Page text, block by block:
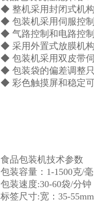
◆ 整机采用封闭式机
◆ 包装机采用伺服控
◆ 气路控制和电路控
◆ 采用外置式放膜机
◆ 包装机采用双皮带
◆ 包装袋的偏差调整
◆ 彩色触摸屏和稳定
食品包装机技术参数
包装容量：1-1500克/
包装速度:30-60袋/分钟
标签尺寸:宽：35-